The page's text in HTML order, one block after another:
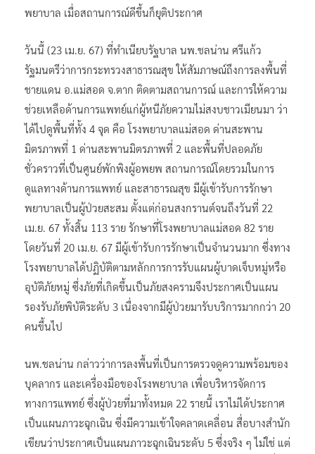
พยาบาล เมื่อสถานการณ์ดีขึ้นก็ยุติประกาศ
วันนี้ (23 เม.ย. 67) ที่ทำเนียบรัฐบาล นพ.ชลน่าน ศรีแก้ว
รัฐมนตรีว่าการกระทรวงสาธารณสุข ให้สัมภาษณ์ถึงการลงพื้นที่
ชายแดน อ.แม่สอด จ.ตาก ติดตามสถานการณ์ และการให้ความ
ช่วยเหลือด้านการแพทย์แก่ผู้หนีภัยความไม่สงบชาวเมียนมา ว่า
ได้ไปดูพื้นที่ทั้ง 4 จุด คือ โรงพยาบาลแม่สอด ด่านสะพาน
มิตรภาพที่ 1 ด่านสะพานมิตรภาพที่ 2 และพื้นที่ปลอดภัย
ชั่วคราวที่เป็นศูนย์พักพิงผู้อพยพ สถานการณ์โดยรวมในการ
ดูแลทางด้านการแพทย์ และสาธารณสุข มีผู้เข้ารับการรักษา
พยาบาลเป็นผู้ป่วยสะสม ตั้งแต่ก่อนสงกรานต์จนถึงวันที่ 22
เม.ย. 67 ทั้งสิ้น 113 ราย รักษาที่โรงพยาบาลแม่สอด 82 ราย
โดยวันที่ 20 เม.ย. 67 มีผู้เข้ารับการรักษาเป็นจำนวนมาก ซึ่งทาง
โรงพยาบาลได้ปฏิบัติตามหลักการการรับแผนผู้บาดเจ็บหมู่หรือ
อุบัติภัยหมู่ ซึ่งภัยที่เกิดขึ้นเป็นภัยสงครามจึงประกาศเป็นแผน
รองรับภัยพิบัติระดับ 3 เนื่องจากมีผู้ป่วยมารับบริการมากกว่า 20
คนขึ้นไป
นพ.ชลน่าน กล่าวว่าการลงพื้นที่เป็นการตรวจดูความพร้อมของ
บุคลากร และเครื่องมือของโรงพยาบาล เพื่อบริหารจัดการ
ทางการแพทย์ ซึ่งผู้ป่วยที่มาทั้งหมด 22 รายนี้ เราไม่ได้ประกาศ
เป็นแผนภาวะฉุกเฉิน ซึ่งมีความเข้าใจคลาดเคลื่อน สื่อบางสำนัก
เขียนว่าประกาศเป็นแผนภาวะฉุกเฉินระดับ 5 ซึ่งจริง ๆ ไม่ใช่ แต่